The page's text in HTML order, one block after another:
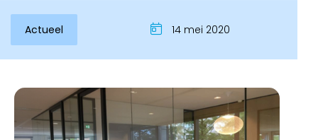
Inloggen
Actueel 14 mei 2020